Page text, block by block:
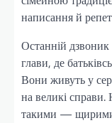
написання й
Останній
глави, де
Вони живуть у
на великі справи.
такими —